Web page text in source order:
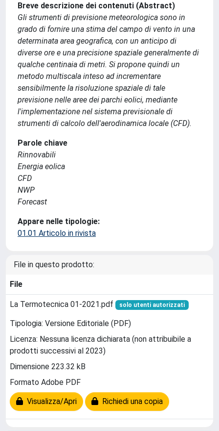
Breve descrizione dei contenuti (Abstract)
Gli strumenti di previsione meteorologica sono in
grado di fornire una stima del campo di vento in una
determinata area geografica, con un anticipo di
diverse ore e una precisione spaziale generalmente di
qualche centinaia di metri. Si propone quindi un
metodo multiscala inteso ad incrementare
sensibilmente la risoluzione spaziale di tale
previsione nelle aree dei parchi eolici, mediante
l'implementazione nel sistema previsionale di
strumenti di calcolo dell'aerodinamica locale (CFD).
Parole chiave
Rinnovabili
Energia eolica
CFD
NWP
Forecast
Appare nelle tipologie:
01.01 Articolo in rivista
File in questo prodotto:
File
La Termotecnica 01-2021.pdf solo utenti autorizzati
Tipologia: Versione Editoriale (PDF)
Licenza: Nessuna licenza dichiarata (non attribuibile a
prodotti successivi al 2023)
Dimensione 223.32 kB
Formato Adobe PDF
Visualizza/Apri Richiedi una copia